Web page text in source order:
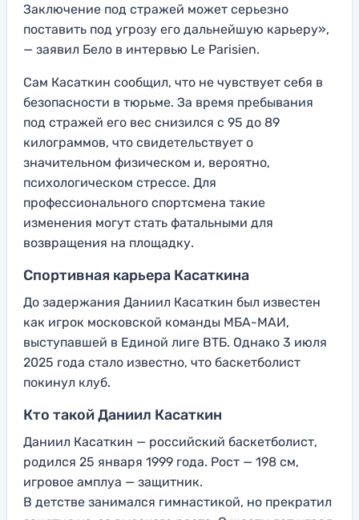
Заключение под стражей может серьезно
поставить под угрозу его дальнейшую карьеру»,
— заявил Бело в интервью Le Parisien.
Сам Касаткин сообщил, что не чувствует себя в
безопасности в тюрьме. За время пребывания
под стражей его вес снизился с 95 до 89
килограммов, что свидетельствует о
значительном физическом и, вероятно,
психологическом стрессе. Для
профессионального спортсмена такие
изменения могут стать фатальными для
возвращения на площадку.
Спортивная карьера Касаткина
До задержания Даниил Касаткин был известен
как игрок московской команды МБА-МАИ,
выступавшей в Единой лиге ВТБ. Однако 3 июля
2025 года стало известно, что баскетболист
покинул клуб.
Кто такой Даниил Касаткин
Даниил Касаткин — российский баскетболист,
родился 25 января 1999 года. Рост — 198 см,
игровое амплуа — защитник.
В детстве занимался гимнастикой, но прекратил